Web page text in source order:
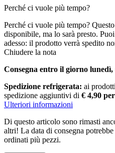
Perché ci vuole più tempo?
Perché ci vuole più tempo?
disponibile, ma lo sarà presto.
adesso: il prodotto verrà spedito
Chiudere la nota
Consegna entro il giorno lunedì,
Spedizione refrigerata: ai
spedizione aggiuntivi di € 4,90
Ulteriori informazioni
Di questo articolo sono rimasti
altri! La data di consegna
ordinati più pezzi.